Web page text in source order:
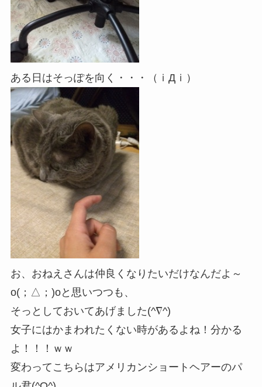
ある日はそっぽを向く・・・（ｉДｉ）
お、おねえさんは仲良くなりたいだけなんだよ～
o(；△；)oと思いつつも、
そっとしておいてあげました(^∇^)
女子にはかまわれたくない時があるよね！分かる
よ！！！ｗｗ
変わってこちらはアメリカンショートヘアーのパ